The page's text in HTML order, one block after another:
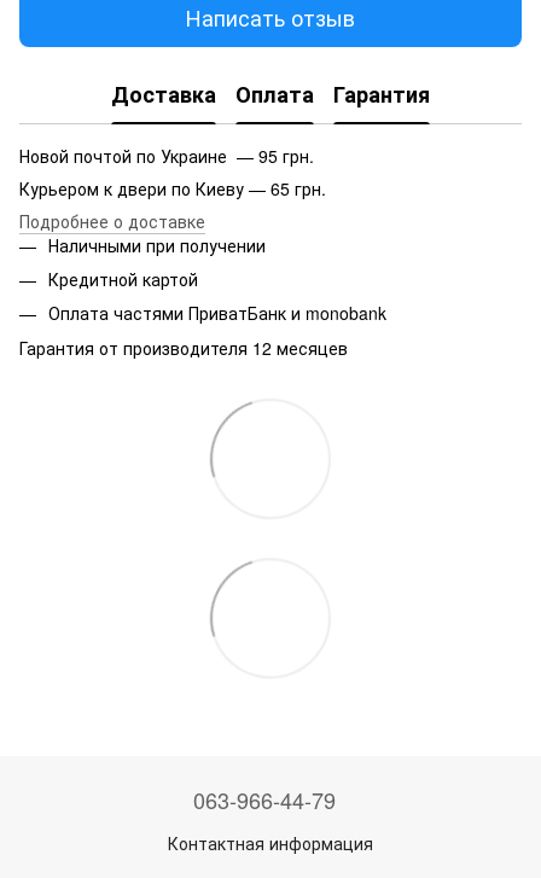
Написать отзыв
Доставка Оплата Гарантия
Новой почтой по Украине — 95 грн.
Курьером к двери по Киеву — 65 грн.
Подробнее о доставке
Наличными при получении
Кредитной картой
Оплата частями ПриватБанк и monobank
Гарантия от производителя 12 месяцев
063-966-44-79
Контактная информация